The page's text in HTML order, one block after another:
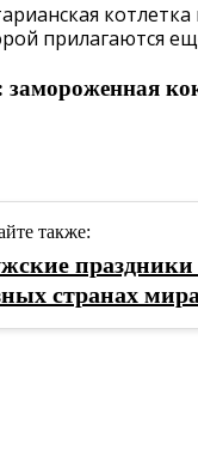
котлетка
прилагаются
замороженная
также:
праздники
странах